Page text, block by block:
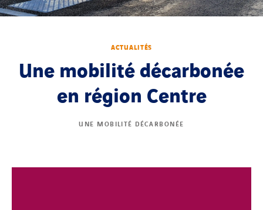
A la une
ACTUALITÉS
Une mobilité décarbonée
en région Centre
UNE MOBILITÉ DÉCARBONÉE